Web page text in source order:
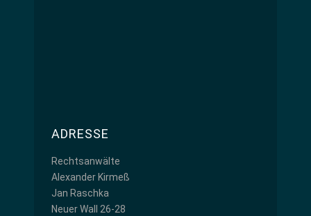
ADRESSE
Rechtsanwälte
Alexander Kirmeß
Jan Raschka
Neuer Wall 26-28